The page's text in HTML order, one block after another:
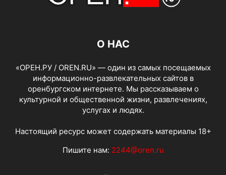
О НАС
«ОРЕН.РУ / OREN.RU» — один из самых посещаемых
информационно-развлекательных сайтов в
оренбургском интернете. Мы рассказываем о
культурной и общественной жизни, развлечениях,
услугах и людях.
Настоящий ресурс может содержать материалы 18+
Пишите нам: 2244@oren.ru